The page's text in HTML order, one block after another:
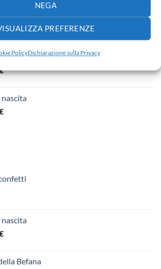
NEGA
PREFERENZE
PolicyDichiarazione sulla Privacy
nascita
nascita
nascita
Befana